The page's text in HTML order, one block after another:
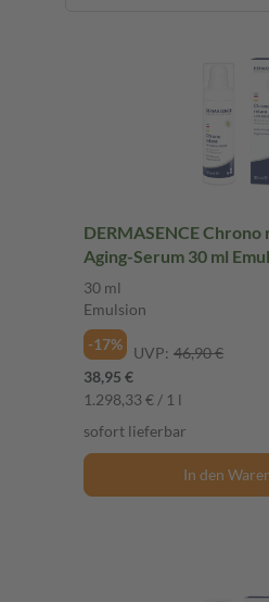
DERMASENCE
Aging-Serum 30 ml
30 ml
Emulsion
-17%
UVP: 46,90 €
38,95 €
1.298,33 € / 1 l
sofort lieferbar
In den